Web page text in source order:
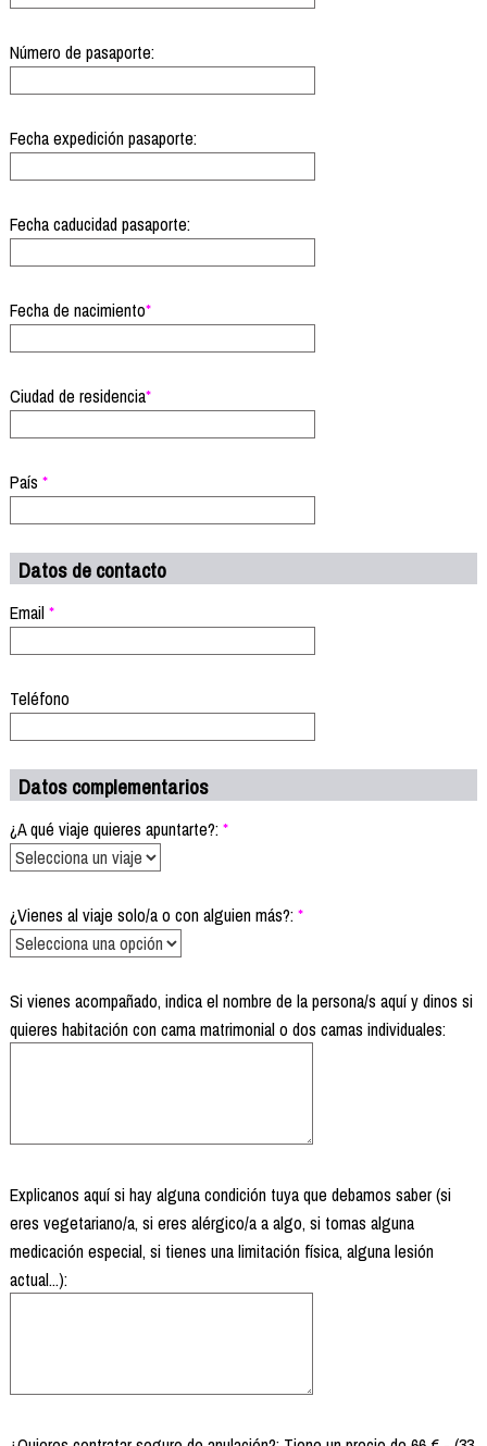
Número de pasaporte:
Fecha expedición pasaporte:
Fecha caducidad pasaporte:
Fecha de nacimiento*
Ciudad de residencia*
País *
Datos de contacto
Email*
Teléfono
Datos complementarios
¿A qué viaje quieres apuntarte?:*
¿Vienes al viaje solo/a o con alguien más?:*
Si vienes acompañado, indica el nombre de la persona/s aquí y dinos si
quieres habitación con cama matrimonial o dos camas individuales:
Explicanos aquí si hay alguna condición tuya que debamos saber (si
eres vegetariano/a, si eres alérgico/a a algo, si tomas alguna
medicación especial, si tienes una limitación física, alguna lesión
actual...):